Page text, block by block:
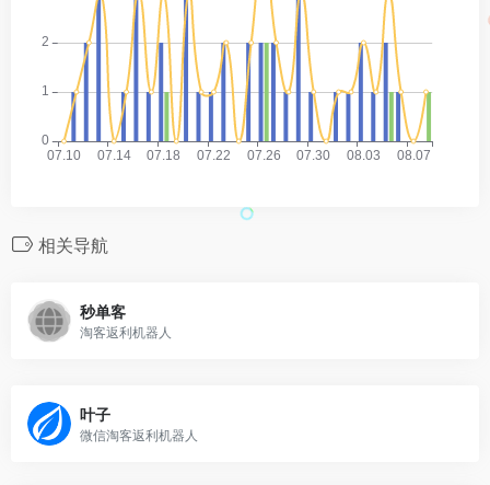
相关导航
秒单客
淘客返利机器人
叶子
微信淘客返利机器人